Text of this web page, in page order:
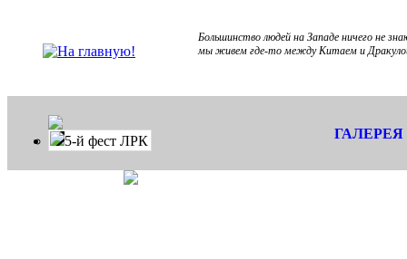
Большинство людей на Западе ничего не
мы живем где-то между Китаем и
5-й фест ЛРК ГАЛЕРЕЯ